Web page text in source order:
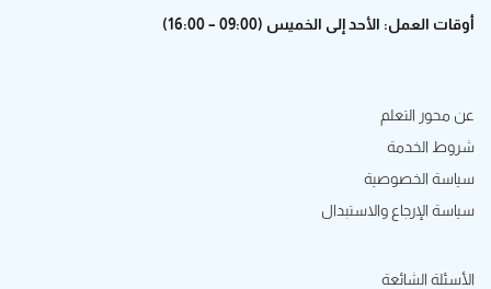
أوقات العمل: الأحد إلى الخميس (09:00 – 16:00)
عن محور التعلم
شروط الخدمة
سياسة الخصوصية
سياسة الإرجاع والاستبدال
الأسئلة الشائعة